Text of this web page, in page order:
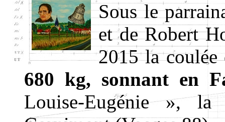
Sous le
et de Robert
2015 la
680 kg, sonnant en
Louise-Eugénie »,